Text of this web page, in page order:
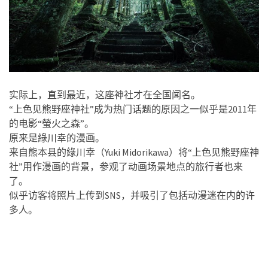
实际上，直到最近，这座神社才在全国闻名。
“上色见熊野座神社”成为热门话题的原因之一似乎是2011年
的电影“螢火之森”。
原来是綠川幸的漫画。
来自熊本县的綠川幸（Yuki Midorikawa）将“上色见熊野座神
社”用作漫画的背景，参观了动画场景地点的旅行者也来
了。
似乎访客将照片上传到SNS，并吸引了包括动漫迷在内的许
多人。